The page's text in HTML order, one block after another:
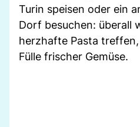
Turin speisen oder ein
Dorf besuchen: überall
herzhafte Pasta
Fülle frischer Gemüse.